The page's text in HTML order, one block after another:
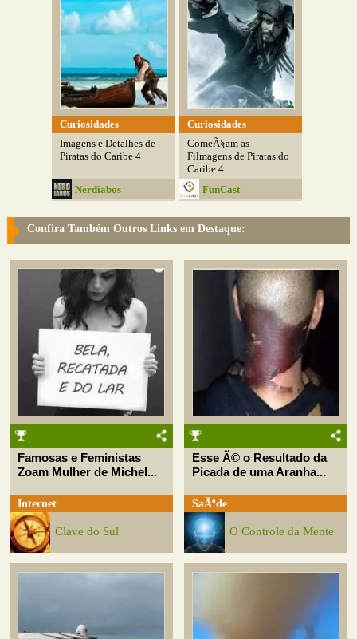
Curiosidades
Imagens e Detalhes de
Piratas do Caribe 4
Nerdiabos
Curiosidades
ComeÃ§am as
Filmagens de Piratas do
Caribe 4
FunCast
Confira Também Outros Links em Destaque:
Famosas e Feministas
Zoam Mulher de Michel...
Internet
Clave do Sul
Esse Ã© o Resultado da
Picada de uma Aranha...
SaÃºde
O Controle da Mente